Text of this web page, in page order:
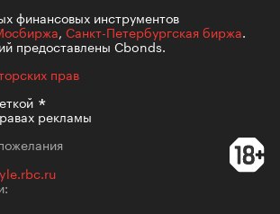
финансовых инструментов
, Санкт-Петербургская биржа.
предоставлены Cbonds.
прав
рекламы